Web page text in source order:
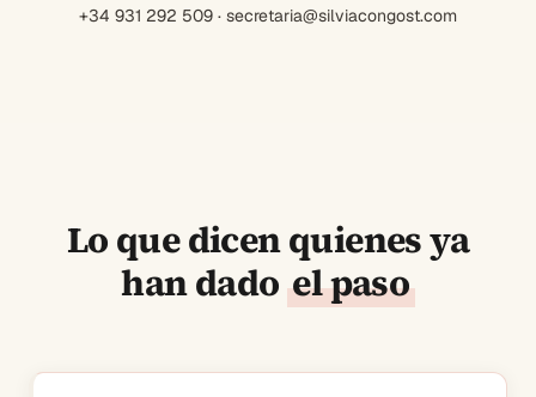
+34 931 292 509 · secretaria@silviacongost.com
Lo que dicen quienes ya
han dado el paso